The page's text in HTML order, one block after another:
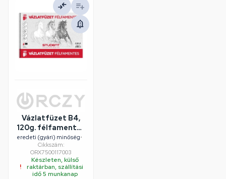
Vázlatfüzet B4,
120g. félfamentes
Student
eredeti (gyári) minőség•
Cikkszám:
ORX7500117003
Készleten, külső
raktárban, szállítási
idő 5 munkanap